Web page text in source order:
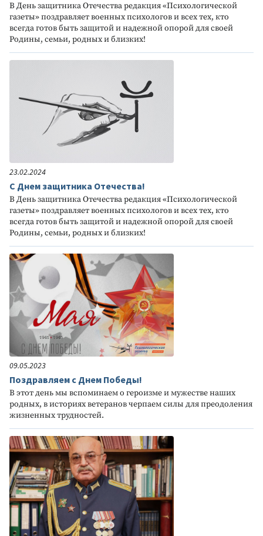
В День защитника Отечества редакция «Психологической
газеты» поздравляет военных психологов и всех тех, кто
всегда готов быть защитой и надежной опорой для своей
Родины, семьи, родных и близких!
23.02.2024
С Днем защитника Отечества!
В День защитника Отечества редакция «Психологической
газеты» поздравляет военных психологов и всех тех, кто
всегда готов быть защитой и надежной опорой для своей
Родины, семьи, родных и близких!
09.05.2023
Поздравляем с Днем Победы!
В этот день мы вспоминаем о героизме и мужестве наших
родных, в историях ветеранов черпаем силы для преодоления
жизненных трудностей.